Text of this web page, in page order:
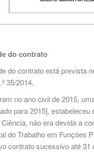
do contrato
do contrato está prevista
35/2014.
no ano civil de 2015,
para 2015], estabeleceu
não era devida a
do Trabalho em
contrato sucessivo até